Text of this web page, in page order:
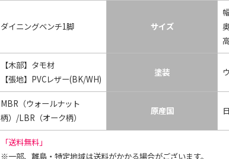
ダイニングベンチ1脚 サイズ
【木部】タモ材
【張地】PVCレザー(BK/WH)
塗装
MBR（ウォールナット
柄）/LBR（オーク柄）
原産国
「送料無料」
※一部、離島・特定地域は送料がかかる場合がございます。